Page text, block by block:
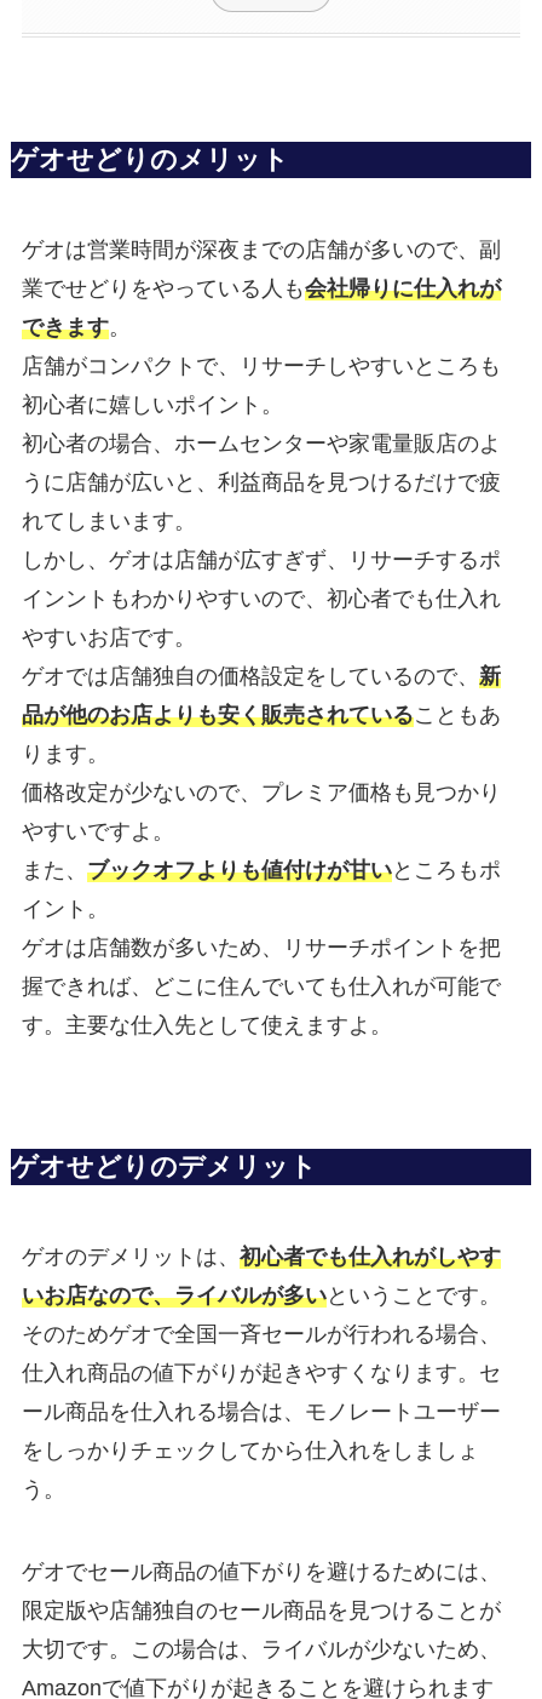
ゲオせどりのメリット
ゲオは営業時間が深夜までの店舗が多いので、副
業でせどりをやっている人も会社帰りに仕入れが
できます。
店舗がコンパクトで、リサーチしやすいところも
初心者に嬉しいポイント。
初心者の場合、ホームセンターや家電量販店のよ
うに店舗が広いと、利益商品を見つけるだけで疲
れてしまいます。
しかし、ゲオは店舗が広すぎず、リサーチするポ
インントもわかりやすいので、初心者でも仕入れ
やすいお店です。
ゲオでは店舗独自の価格設定をしているので、 新
品が他のお店よりも安く販売されていることもあ
ります。
価格改定が少ないので、プレミア価格も見つかり
やすいですよ。
また、 ブックオフよりも値付けが甘いところもポ
イント。
ゲオは店舗数が多いため、リサーチポイントを把
握できれば、どこに住んでいても仕入れが可能で
す。主要な仕入先として使えますよ。
ゲオせどりのデメリット
ゲオのデメリットは、 初心者でも仕入れがしやす
いお店なので、ライバルが多いということです。
そのためゲオで全国一斉セールが行われる場合、
仕入れ商品の値下がりが起きやすくなります。セ
ール商品を仕入れる場合は、モノレートユーザー
をしっかりチェックしてから仕入れをしましょ
う。
ゲオでセール商品の値下がりを避けるためには、
限定版や店舗独自のセール商品を見つけることが
大切です。この場合は、ライバルが少ないため、
Amazonで値下がりが起きることを避けられます